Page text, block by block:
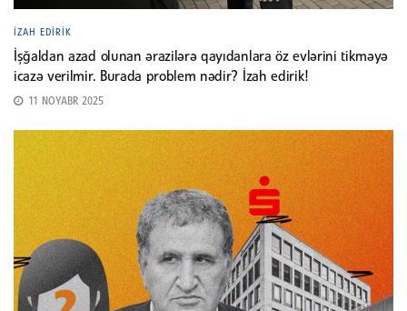
İZAH EDIRIK
İşğaldan azad olunan ərazilərə qayıdanlara öz evlərini tikməyə
icazə verilmir. Burada problem nədir? İzah edirik!
11 NOYABR 2025